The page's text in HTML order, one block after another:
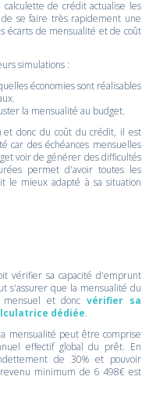
de crédit actualise les
se faire très rapidement une
écarts de mensualité et de coût
simulations :
économies sont réalisables
la mensualité au budget.
et donc du coût du crédit, il est
car des échéances mensuelles
voir de générer des difficultés
permet d'avoir toutes les
le mieux adapté à sa situation
vérifier sa capacité d'emprunt
s'assurer que la mensualité du
mensuel et doncvérifier sa
dédiée.
mensualité peut être comprise
effectif global du prêt. En
de 30% et pouvoir
minimum de 6 498€ est